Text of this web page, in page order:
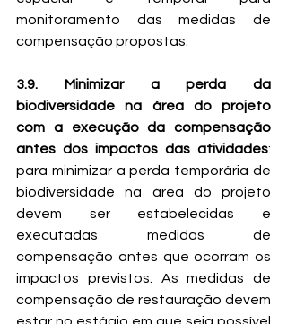
monitoramento das medidas de
compensação propostas.
3.9. Minimizar a perda da
biodiversidade na área do projeto
com a execução da compensação
antes dos impactos das atividades:
para minimizar a perda temporária de
biodiversidade na área do projeto
devem ser estabelecidas e
executadas medidas de
compensação antes que ocorram os
impactos previstos. As medidas de
compensação de restauração devem